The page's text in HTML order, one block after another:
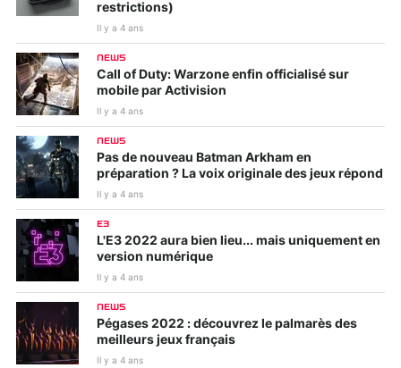
restrictions)
Il y a 4 ans
NEWS
Call of Duty: Warzone enfin officialisé sur
mobile par Activision
Il y a 4 ans
NEWS
Pas de nouveau Batman Arkham en
préparation ? La voix originale des jeux répond
Il y a 4 ans
E3
L'E3 2022 aura bien lieu... mais uniquement en
version numérique
Il y a 4 ans
NEWS
Pégases 2022 : découvrez le palmarès des
meilleurs jeux français
Il y a 4 ans